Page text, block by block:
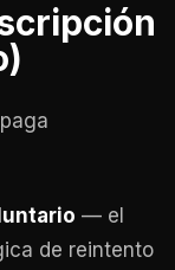
— el
de reintento